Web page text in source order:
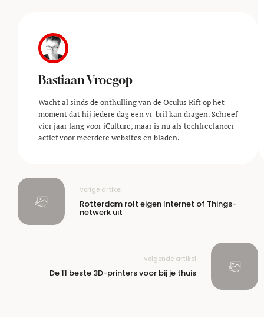
Bastiaan Vroegop
Wacht al sinds de onthulling van de Oculus Rift op het
moment dat hij iedere dag een vr-bril kan dragen. Schreef
vier jaar lang voor iCulture, maar is nu als techfreelancer
actief voor meerdere websites en bladen.
Vorige artikel
Rotterdam rolt eigen Internet of Things-
netwerk uit
Volgende artikel
De 11 beste 3D-printers voor bij je thuis